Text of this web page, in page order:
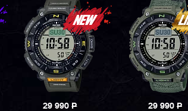
29 990P 29 990 P